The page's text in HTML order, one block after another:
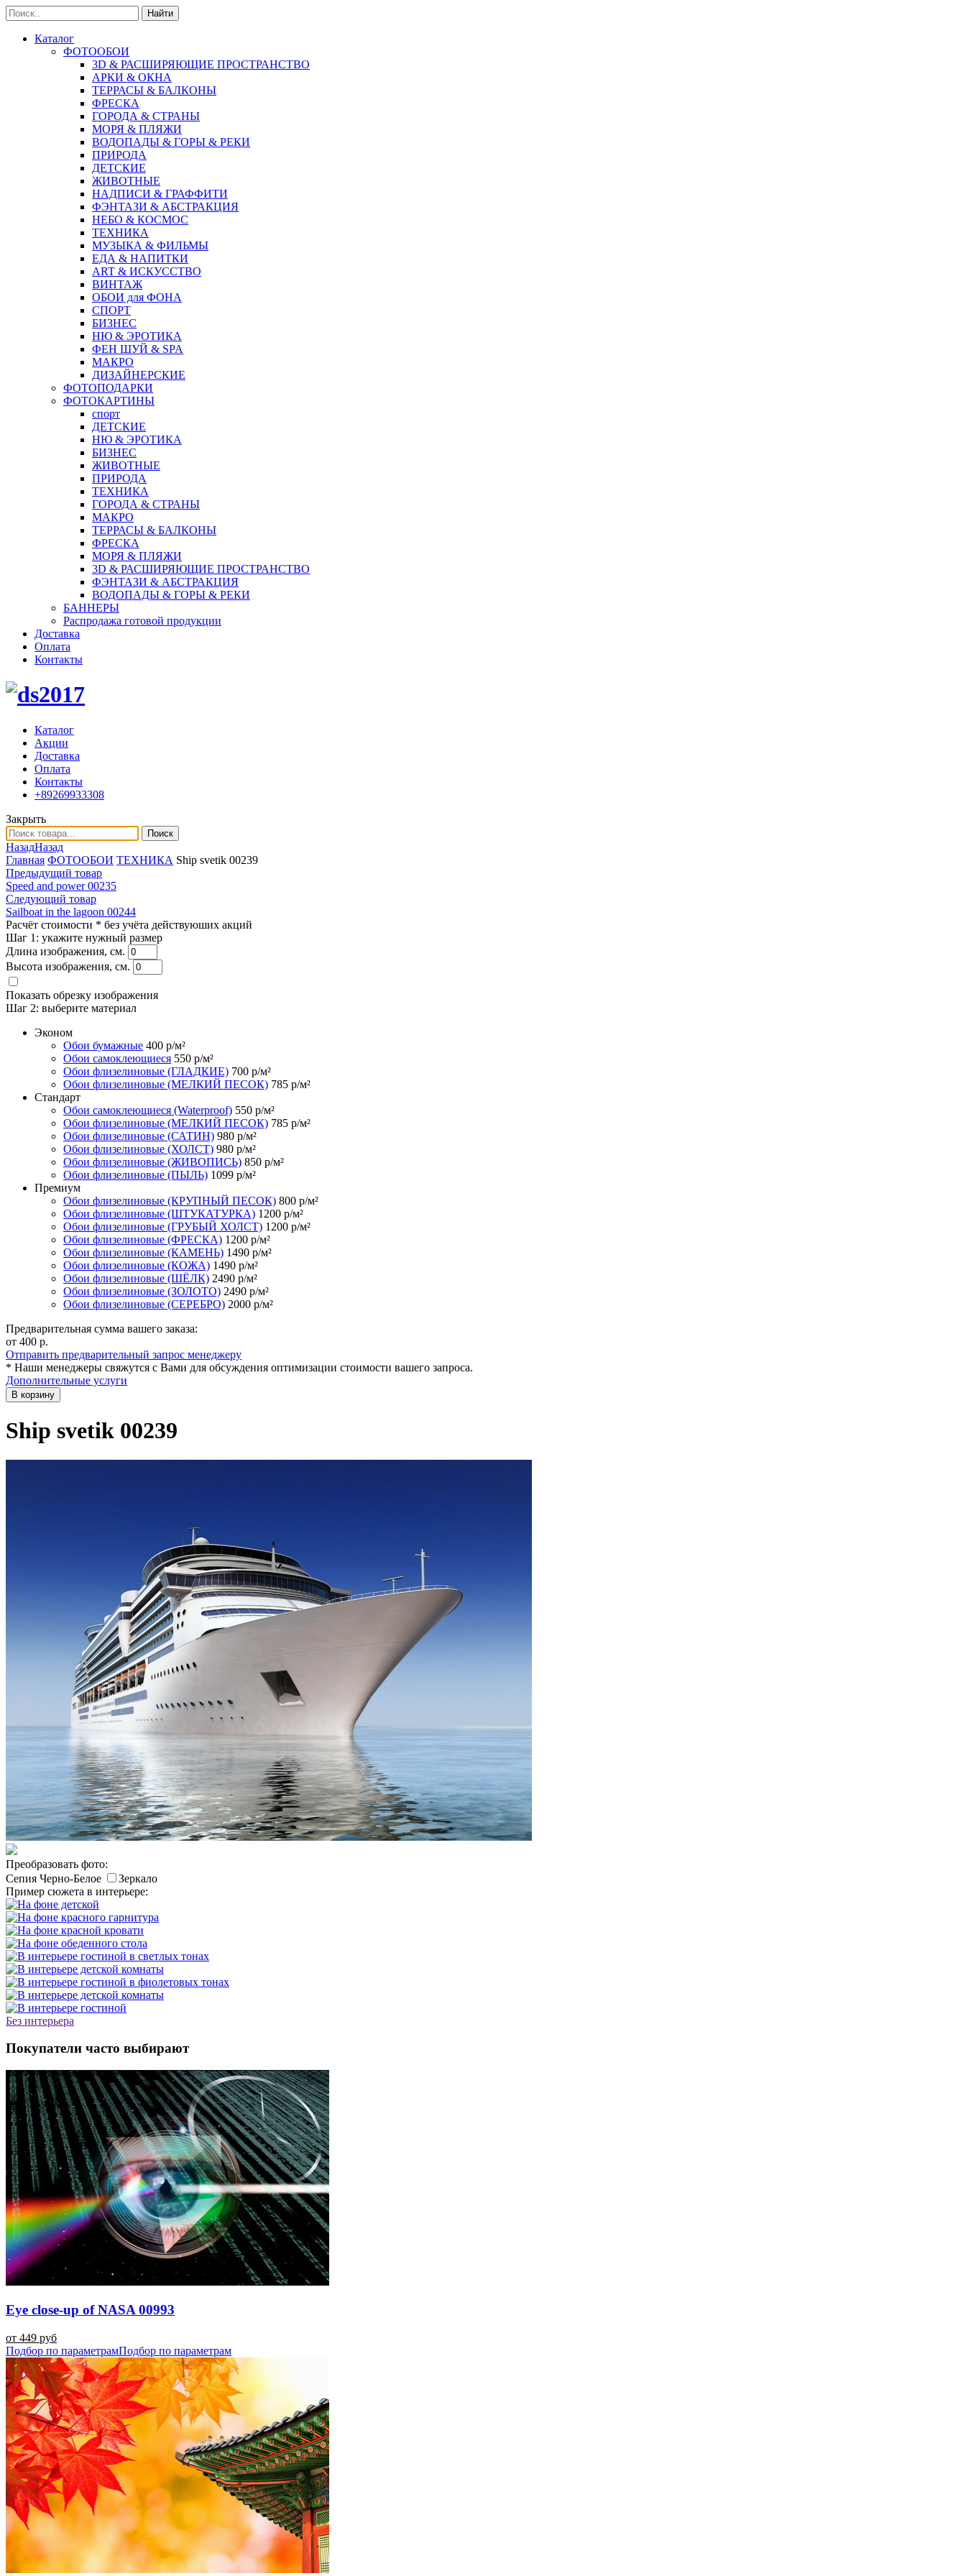
Найти
Каталог
ФОТООБОИ
3D & РАСШИРЯЮЩИЕ ПРОСТРАНСТВО
АРКИ & ОКНА
ТЕРРАСЫ & БАЛКОНЫ
ФРЕСКА
ГОРОДА & СТРАНЫ
МОРЯ & ПЛЯЖИ
ВОДОПАДЫ & ГОРЫ & РЕКИ
ПРИРОДА
ДЕТСКИЕ
ЖИВОТНЫЕ
НАДПИСИ & ГРАФФИТИ
ФЭНТАЗИ & АБСТРАКЦИЯ
НЕБО & КОСМОС
ТЕХНИКА
МУЗЫКА & ФИЛЬМЫ
ЕДА & НАПИТКИ
ART & ИСКУССТВО
ВИНТАЖ
ОБОИ для ФОНА
СПОРТ
БИЗНЕС
НЮ & ЭРОТИКА
ФЕН ШУЙ & SPA
МАКРО
ДИЗАЙНЕРСКИЕ
ФОТОПОДАРКИ
ФОТОКАРТИНЫ
спорт
ДЕТСКИЕ
НЮ & ЭРОТИКА
БИЗНЕС
ЖИВОТНЫЕ
ПРИРОДА
ТЕХНИКА
ГОРОДА & СТРАНЫ
МАКРО
ТЕРРАСЫ & БАЛКОНЫ
ФРЕСКА
МОРЯ & ПЛЯЖИ
3D & РАСШИРЯЮЩИЕ ПРОСТРАНСТВО
ФЭНТАЗИ & АБСТРАКЦИЯ
ВОДОПАДЫ & ГОРЫ & РЕКИ
БАННЕРЫ
Распродажа готовой продукции
Доставка
Оплата
Контакты
Каталог
Акции
Доставка
Оплата
Контакты
+89269933308
Закрыть
Поиск
НазадНазад
Главная ФОТООБОИ ТЕХНИКА Ship svetik 00239
Предыдущий товар
Speed and power 00235
Следующий товар
Sailboat in the lagoon 00244
Расчёт стоимости * без учёта действуюших акций
Шаг 1: укажите нужный размер
Длина изображения, см.
Высота изображения, см.
Показать обрезку изображения
Шаг 2: выберите материал
Эконом
Обои бумажные 400 р/м²
Обои самоклеющиеся 550 р/м²
Обои флизелиновые (ГЛАДКИЕ) 700 р/м²
Обои флизелиновые (МЕЛКИЙ ПЕСОК) 785 р/м²
Стандарт
Обои самоклеющиеся (Waterproof) 550 р/м²
Обои флизелиновые (МЕЛКИЙ ПЕСОК) 785 р/м²
Обои флизелиновые (САТИН) 980 р/м²
Обои флизелиновые (ХОЛСТ) 980 р/м²
Обои флизелиновые (ЖИВОПИСЬ) 850 р/м²
Обои флизелиновые (ПЫЛЬ) 1099 р/м²
Премиум
Обои флизелиновые (КРУПНЫЙ ПЕСОК) 800 р/м²
Обои флизелиновые (ШТУКАТУРКА) 1200 р/м²
Обои флизелиновые (ГРУБЫЙ ХОЛСТ) 1200 р/м²
Обои флизелиновые (ФРЕСКА) 1200 р/м²
Обои флизелиновые (КАМЕНЬ) 1490 р/м²
Обои флизелиновые (КОЖА) 1490 р/м²
Обои флизелиновые (ШЁЛК) 2490 р/м²
Обои флизелиновые (ЗОЛОТО) 2490 р/м²
Обои флизелиновые (СЕРЕБРО) 2000 р/м²
Предварительная сумма вашего заказа:
от 400 р.
Отправить предварительный запрос менеджеру
* Наши менеджеры свяжутся с Вами для обсуждения оптимизации стоимости вашего запроса.
Дополнительные услуги
В корзину
Ship svetik 00239
Преобразовать фото:
Сепия Черно-Белое
Зеркало
Пример сюжета в интерьере:
Без интерьера
Покупатели часто выбирают
Eye close-up of NASA 00993
от 449 руб
Подбор по параметрамПодбор по параметрам